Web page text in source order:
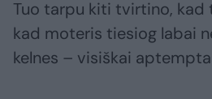
Tuo tarpu kiti tvirtino, kad
kad moteris tiesiog labai
kelnes – visiškai